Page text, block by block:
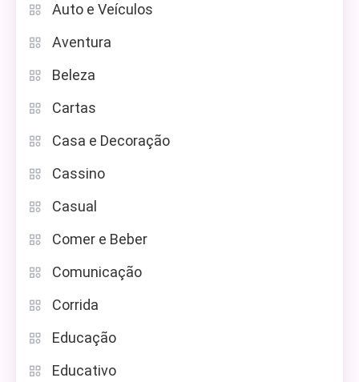
Auto e Veículos
Aventura
Beleza
Cartas
Casa e Decoração
Cassino
Casual
Comer e Beber
Comunicação
Corrida
Educação
Educativo